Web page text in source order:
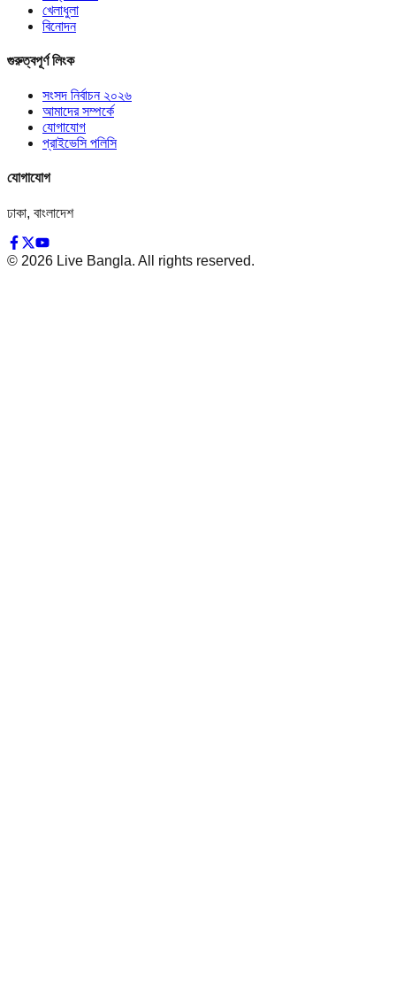
খেলাধুলা
বিনোদন
গুরুত্বপূর্ণ লিংক
সংসদ নির্বাচন ২০২৬
আমাদের সম্পর্কে
যোগাযোগ
প্রাইভেসি পলিসি
যোগাযোগ
ঢাকা, বাংলাদেশ
© 2026 Live Bangla. All rights reserved.